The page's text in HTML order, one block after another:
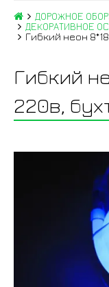
ДОРОЖНОЕ
ДЕКОРАТИВНОЕ
Гибкий неон
Гибкий
220в,